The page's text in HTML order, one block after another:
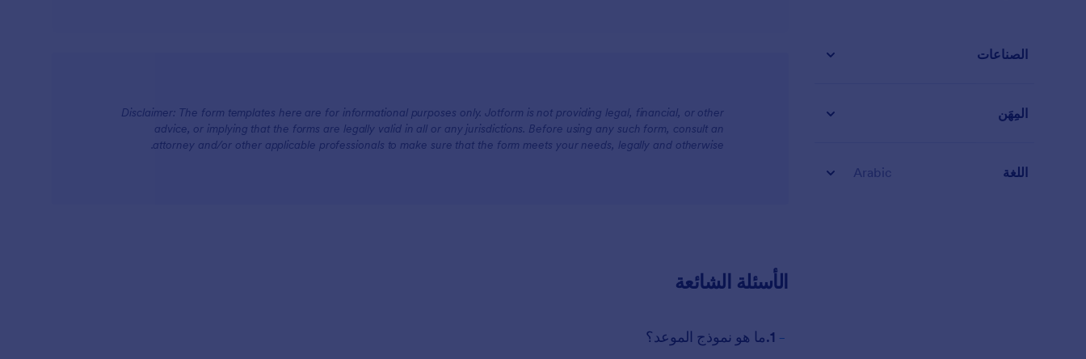
Disclaimer: The form templates here are for informational purposes only. Jotform is not providing legal, financial, or other
advice, or implying that the forms are legally valid in all or any jurisdictions. Before using any such form, consult an
attorney and/or other applicable professionals to make sure that the form meets your needs, legally and otherwise.
الأسئلة الشائعة
- 1.ما هو نموذج الموعد؟
الصناعات
المِهَن
اللغة Arabic